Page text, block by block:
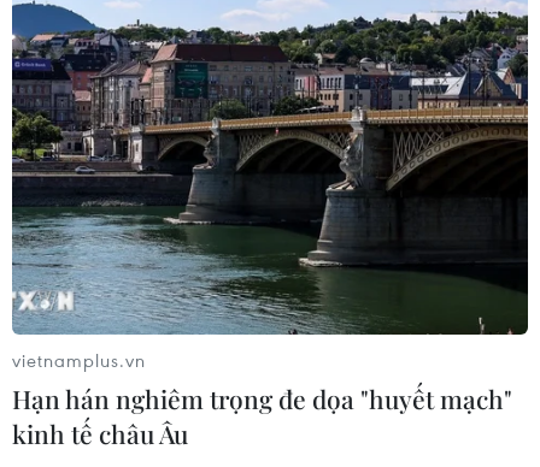
vietnamplus.vn
Hạn hán nghiêm trọng đe dọa "huyết mạch"
kinh tế châu Âu